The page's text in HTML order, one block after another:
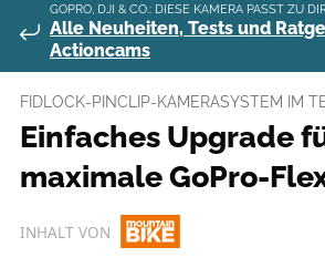
GOPRO, DJI & CO.: DIESE KAMERA PASST ZU
Alle Neuheiten, Tests und
Actioncams
FIDLOCK-PINCLIP-KAMERASYSTEM IM
Einfaches Upgrade
maximale GoPro-
INHALT VON